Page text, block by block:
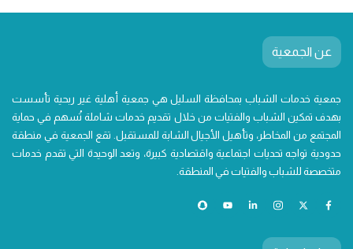
عن الجمعية
جمعية خدمات الشباب بمحافظة السليل هي جمعية أهلية غير ربحية تأسست
بهدف تمكين الشباب والفتيات من خلال تقديم خدمات شاملة تُسهم في حماية
المجتمع من المخاطر، وتأهيل الأجيال الشابة للمستقبل. تقع الجمعية في منطقة
حدودية تواجه تحديات اجتماعية واقتصادية كبيرة، وتعد الوحيدة التي تقدم خدمات
متخصصة للشباب والفتيات في المنطقة.